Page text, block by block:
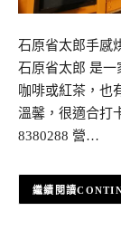
石原省太郎手感
石原省太郎 是一
咖啡或紅茶，也
溫馨，很適合打
8380288 營…